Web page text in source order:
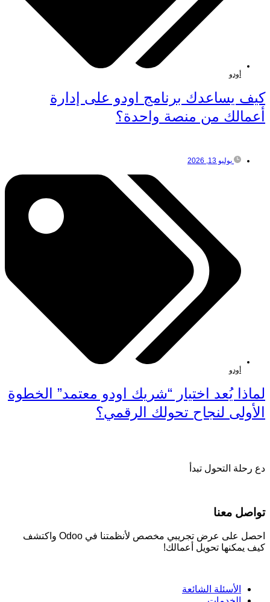
أودو
كيف يساعدك برنامج اودو على إدارة
أعمالك من منصة واحدة؟
يوليو 13, 2026
أودو
لماذا يُعد اختيار “شريك اودو معتمد” الخطوة
الأولى لنجاح تحولك الرقمي؟
دع رحلة التحول تبدأ
تواصل معنا
احصل على عرض تجريبي مخصص لأنظمتنا في Odoo واكتشف
كيف يمكنها تحويل أعمالك!
الأسئلة الشائعة